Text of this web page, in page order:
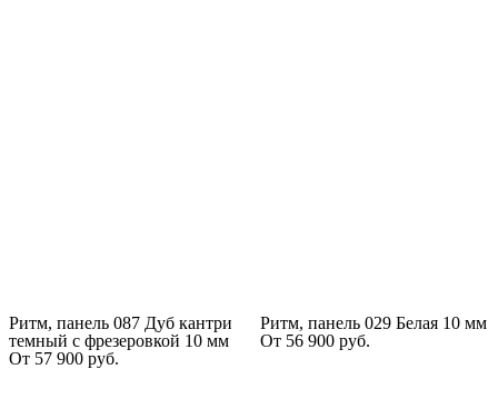
Ритм, панель 087 Дуб кантри
темный с фрезеровкой 10 мм
От 57 900 руб.
Ритм, панель 029 Белая 10 мм
От 56 900 руб.